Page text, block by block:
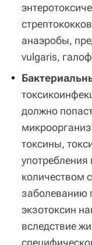
анаэробы,
vulgaris,
должно
токсины,
количеством
заболеванию
экзотоксин
вследствие